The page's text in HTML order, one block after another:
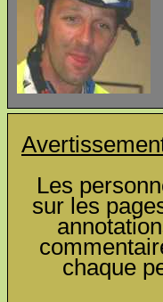
Les
sur les
chaque